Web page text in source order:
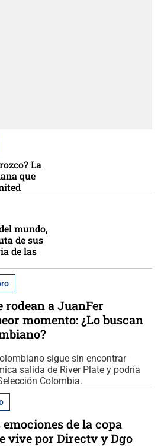
La
que
mundo,
de sus
de las
rodean a JuanFer
momento: ¿Lo buscan
sigue sin encontrar
salida de River Plate y podría
Colombia.
de la copa
vive por Directv y Dgo